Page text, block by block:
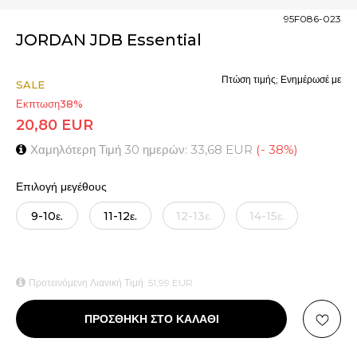
JORDAN JDB Essential
95F086-023
SALE
Εκπτωση38%
20,80 EUR
Χαμηλότερη Τιμή 30 ημερών: 33,68 EUR (- 38%)
Πτώση τιμής; Ενημέρωσέ με
Επιλογή μεγέθους
9-10ε. 11-12ε. 12-13ε. 14-15ε.
Προτεινόμενη Λιανική Τιμή: 51,99 EUR
ΠΡΟΣΘΗΚΗ ΣΤΟ ΚΑΛΑΘΙ